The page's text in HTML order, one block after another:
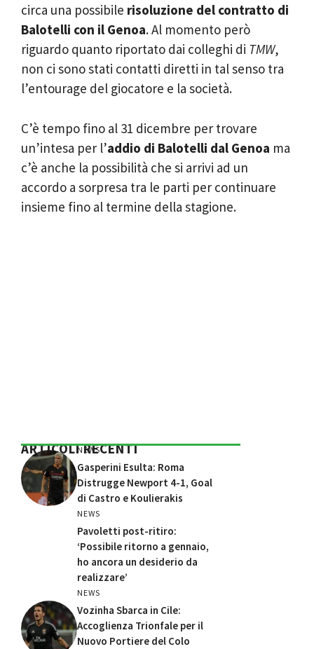
circa una possibile risoluzione del contratto di
Balotelli con il Genoa. Al momento però
riguardo quanto riportato dai colleghi di TMW,
non ci sono stati contatti diretti in tal senso tra
l’entourage del giocatore e la società.
C’è tempo fino al 31 dicembre per trovare
un’intesa per l’addio di Balotelli dal Genoa ma
c’è anche la possibilità che si arrivi ad un
accordo a sorpresa tra le parti per continuare
insieme fino al termine della stagione.
ARTICOLI RECENTI
NEWS
Gasperini Esulta: Roma
Distrugge Newport 4-1, Goal
di Castro e Koulierakis
NEWS
Pavoletti post-ritiro:
‘Possibile ritorno a gennaio,
ho ancora un desiderio da
realizzare’
NEWS
Vozinha Sbarca in Cile:
Accoglienza Trionfale per il
Nuovo Portiere del Colo